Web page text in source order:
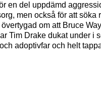
en del uppdämd
men också för att söka
om att Bruce
Tim Drake dukat under i
adoptivfar och helt